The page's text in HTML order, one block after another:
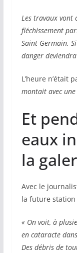
Les travaux
fléchissement
Saint Germain.
danger
L’heure n’était
montait avec
Et
eaux
la
Avec le
la future
« On voit, à
en cataracte
Des débris de